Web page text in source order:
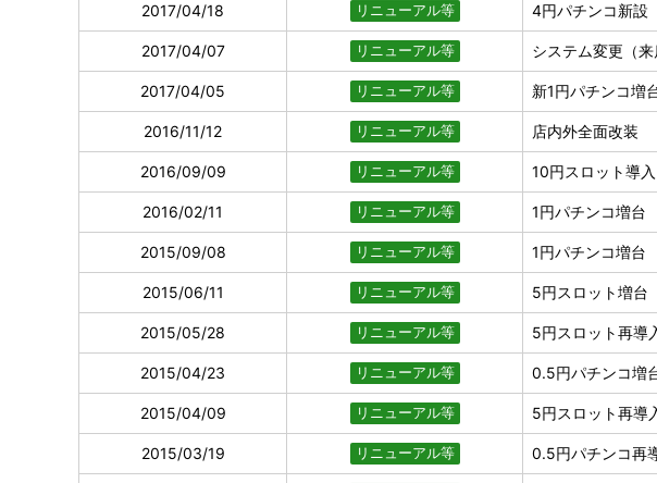
2017/04/18 リニューアル等 4円パチンコ新設
2017/04/07 リニューアル等 システム変更（来
2017/04/05 リニューアル等 新1円パチンコ増
2016/11/12 リニューアル等 店内外全面改装
2016/09/09 リニューアル等 10円スロット導入
2016/02/11 リニューアル等 1円パチンコ増台
2015/09/08 リニューアル等 1円パチンコ増台
2015/06/11 リニューアル等 5円スロット増台
2015/05/28 リニューアル等 5円スロット再導
2015/04/23 リニューアル等 0.5円パチンコ増
2015/04/09 リニューアル等 5円スロット再導
2015/03/19 リニューアル等 0.5円パチンコ再